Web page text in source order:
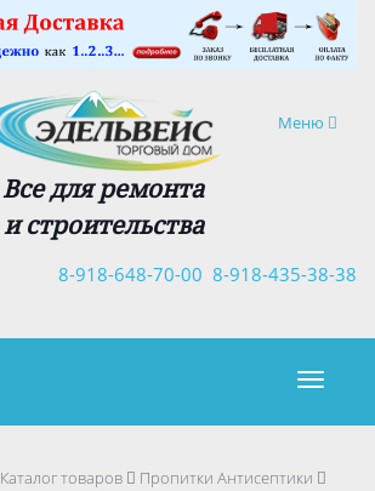
Навигация
Меню
Все для ремонта
и строительства
8-918-435-38-38
8-918-648-70-00
×
Каталог товаров
Пропитки Антисептики